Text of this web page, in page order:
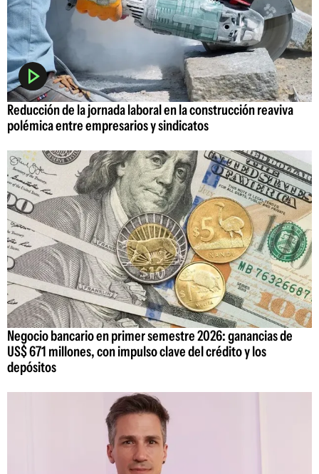
Reducción de la jornada laboral en la construcción reaviva
polémica entre empresarios y sindicatos
Negocio bancario en primer semestre 2026: ganancias de
US$ 671 millones, con impulso clave del crédito y los
depósitos